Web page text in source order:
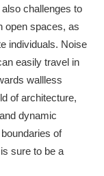
challenges to
open spaces, as
individuals. Noise
easily travel in
wallless
of architecture,
dynamic
of
sure to be a